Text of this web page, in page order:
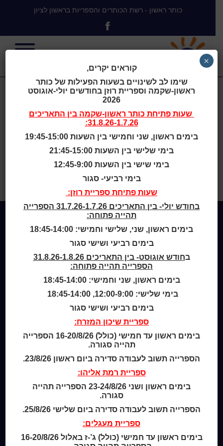
כותר ראשון - רשת הכותרים והספריות בראשון לציון
סיפור חיים
ירושלים תנועת המורים למען קרן קימת לישראל, הוצאת
האגף לחינוך ולנוער, תשנ"ב.
מידע לנרשמים
שעות סיפור
קטלוג כותר ראשון
מדיניות שימוש בקבצי קוקיז (Cookies Policy)
קוראים יקרים,
שימו לב לשינויים בשעות הפעילות של כותר
ראשון-שקמה וספריית רוזן בחודשים יולי-אוגוסט
2026
שעות פתיחת כותר ראשון-שקמה בין התאריכים
31.8.26-1.7.26:
בימים ראשון, שני וחמישי בין השעות 19:45-15:00
בימי שלישי בין השעות 21:45-15:00
בימי שישי בין השעות 12:45-9:00
בימי רביעי- סגור
שעות פתיחת ספריית רוזן:
בחודש יולי- בין התאריכים 31.7.26-1.7.26 הספרייה
תהייה פתוחה:
בימים ראשון, שני, שלישי וחמישי: 18:45-14:00
בימים רביעי ושישי סגור
ב
חודש אוגוסט- בין התאריכים 31.8.26-1.8.26
הספרייה תהייה פתוחה:
בימים ראשון, שני וחמישי: 18:45-14:00
בימי שלישי: 12:00-9:00, 18:45-14:00
בימים רביעי ושישי סגור
ספריית שיכון המזרח:
בימים ראשון עד חמישי (כולל) 16-20/8/26 הספרייה
תהייה סגורה.
הספרייה תשוב לעבודה סדירה ביום ראשון 23/8/26.
ספריית רמת אליהו:
בימים ראשון ושני 23-24/8/26 הספרייה תהייה
סגורה.
הספרייה תשוב לעבודה סדירה ביום שלישי 25/8/26.
ספריית מעגלים:
בימים ראשון עד חמישי (כולל) ג’-ז באלול 16-20/8/26
×